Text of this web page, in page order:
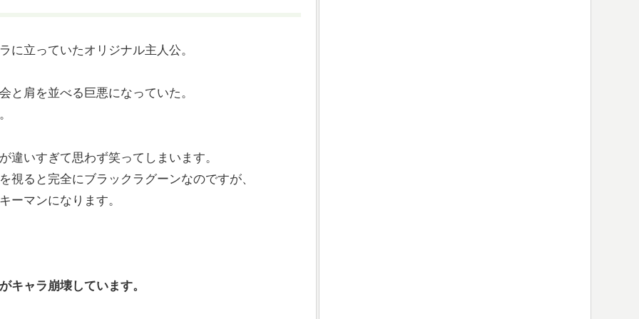
に立っていたオリジナル主人公。
と肩を並べる巨悪になっていた。
違いすぎて思わず笑ってしまいます。
ると完全にブラックラグーンなのですが、
ーマンになります。
キャラ崩壊しています。